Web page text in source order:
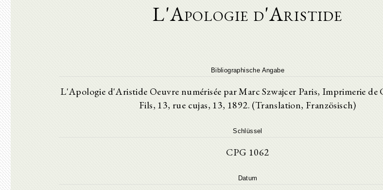
L'Apologie d'Aristide
Bibliographische Angabe
L'Apologie d'Aristide Oeuvre numérisée par Marc Szwajcer Paris, Imprimerie de
Fils, 13, rue cujas, 13, 1892. (Translation, Französisch)
Schlüssel
CPG 1062
Datum